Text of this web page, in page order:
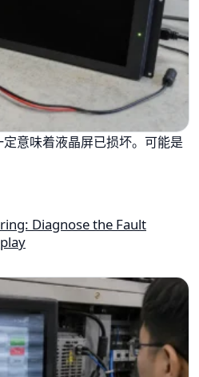
意味着液晶屏已损坏。可能是
Diagnose the Fault